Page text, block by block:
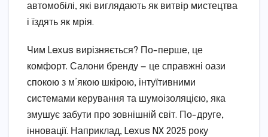
автомобілі, які виглядають як витвір мистецтва
і їздять як мрія.
Чим Lexus вирізняється? По-перше, це
комфорт. Салони бренду — це справжні оази
спокою з м’якою шкірою, інтуїтивними
системами керування та шумоізоляцією, яка
змушує забути про зовнішній світ. По-друге,
інновації. Наприклад, Lexus NX 2025 року